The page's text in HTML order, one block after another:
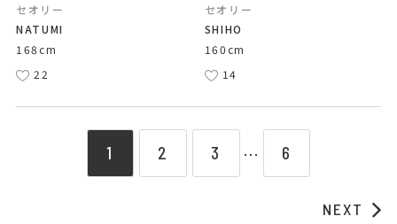
セオリー
NATUMI
168cm
22
セオリー
SHIHO
160cm
14
1 2 3 ⋯ 6
NEXT